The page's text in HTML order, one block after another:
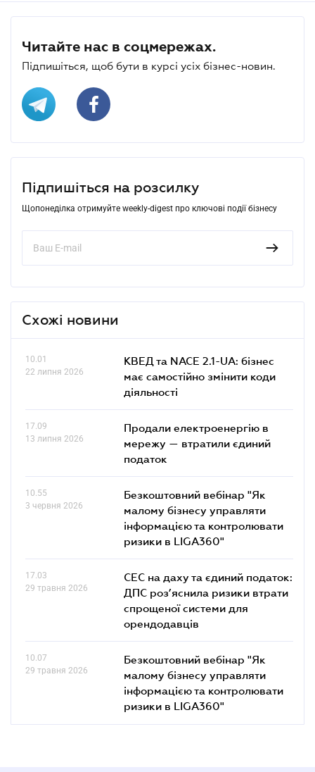
Читайте нас в соцмережах.
Підпишіться, щоб бути в курсі усіх бізнес-новин.
Підпишіться на розсилку
Щопонеділка отримуйте weekly-digest про ключові події бізнесу
Схожі новини
10.01
22 липня 2026
КВЕД та NACE 2.1-UA: бізнес
має самостійно змінити коди
діяльності
17.09
13 липня 2026
Продали електроенергію в
мережу — втратили єдиний
податок
10.55
3 червня 2026
Безкоштовний вебінар "Як
малому бізнесу управляти
інформацією та контролювати
ризики в LIGA360"
17.03
29 травня 2026
СЕС на даху та єдиний податок:
ДПС роз’яснила ризики втрати
спрощеної системи для
орендодавців
10.07
29 травня 2026
Безкоштовний вебінар "Як
малому бізнесу управляти
інформацією та контролювати
ризики в LIGA360"